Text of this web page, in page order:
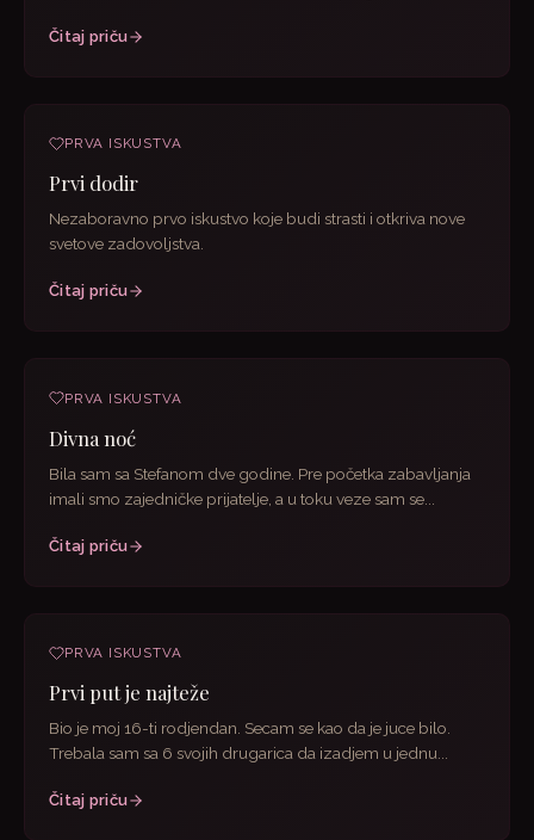
Čitaj priču
PRVA ISKUSTVA
Prvi dodir
Nezaboravno prvo iskustvo koje budi strasti i otkriva nove
svetove zadovoljstva.
Čitaj priču
PRVA ISKUSTVA
Divna noć
Bila sam sa Stefanom dve godine. Pre početka zabavljanja
imali smo zajedničke prijatelje, a u toku veze sam se...
Čitaj priču
PRVA ISKUSTVA
Prvi put je najteže
Bio je moj 16-ti rodjendan. Secam se kao da je juce bilo.
Trebala sam sa 6 svojih drugarica da izadjem u jednu...
Čitaj priču